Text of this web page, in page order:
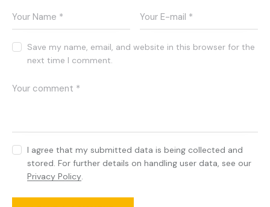
Save my name, email, and website in this browser for the
next time I comment.
I agree that my submitted data is being collected and
stored. For further details on handling user data, see our
Privacy Policy